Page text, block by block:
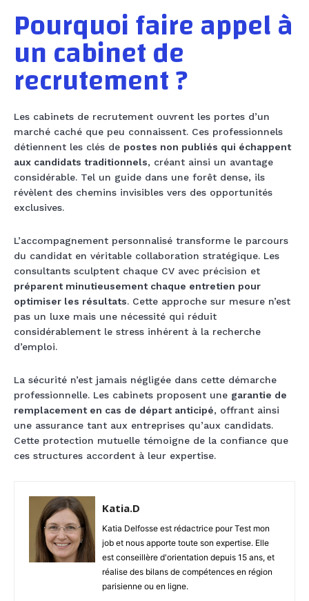
Pourquoi faire appel à
un cabinet de
recrutement ?
Les cabinets de recrutement ouvrent les portes d’un
marché caché que peu connaissent. Ces professionnels
détiennent les clés de postes non publiés qui échappent
aux candidats traditionnels, créant ainsi un avantage
considérable. Tel un guide dans une forêt dense, ils
révèlent des chemins invisibles vers des opportunités
exclusives.
L’accompagnement personnalisé transforme le parcours
du candidat en véritable collaboration stratégique. Les
consultants sculptent chaque CV avec précision et
préparent minutieusement chaque entretien pour
optimiser les résultats. Cette approche sur mesure n’est
pas un luxe mais une nécessité qui réduit
considérablement le stress inhérent à la recherche
d’emploi.
La sécurité n’est jamais négligée dans cette démarche
professionnelle. Les cabinets proposent une garantie de
remplacement en cas de départ anticipé, offrant ainsi
une assurance tant aux entreprises qu’aux candidats.
Cette protection mutuelle témoigne de la confiance que
ces structures accordent à leur expertise.
Katia.D
Katia Delfosse est rédactrice pour Test mon
job et nous apporte toute son expertise. Elle
est conseillère d'orientation depuis 15 ans, et
réalise des bilans de compétences en région
parisienne ou en ligne.